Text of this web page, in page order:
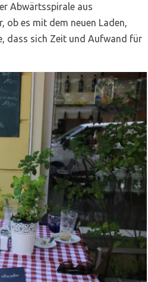
Abwärtsspirale aus
ob es mit dem neuen Laden,
dass sich Zeit und Aufwand für